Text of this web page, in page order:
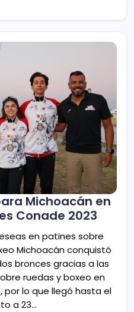
Michoacán en
Conade 2023
en patines sobre
Michoacán conquistó
bronces gracias a las
ruedas y boxeo en
por lo que llegó hasta el
a 23…